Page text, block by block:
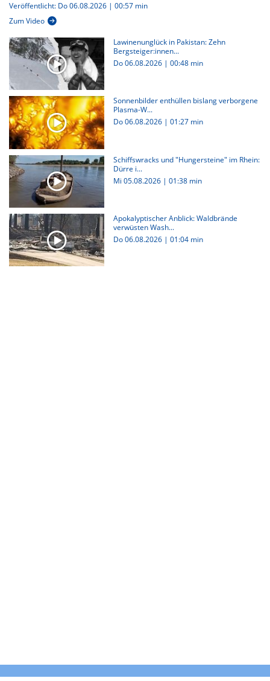
Veröffentlicht: Do 06.08.2026 | 00:57 min
Zum Video
Lawinenunglück in Pakistan: Zehn
Bergsteiger:innen...
Do 06.08.2026 | 00:48 min
Sonnenbilder enthüllen bislang verborgene
Plasma-W...
Do 06.08.2026 | 01:27 min
Schiffswracks und "Hungersteine" im Rhein:
Dürre i...
Mi 05.08.2026 | 01:38 min
Apokalyptischer Anblick: Waldbrände
verwüsten Wash...
Do 06.08.2026 | 01:04 min